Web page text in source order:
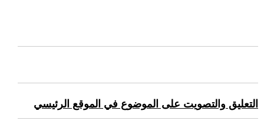
التعليق والتصويت على الموضوع في الموقع الرئيسي